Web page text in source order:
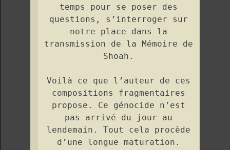
temps pour se poser des
questions, s’interroger sur
notre place dans la
transmission de la Mémoire de
Shoah.
Voilà ce que l’auteur de ces
compositions fragmentaires
propose. Ce génocide n’est
pas arrivé du jour au
lendemain. Tout cela procède
d’une longue maturation.